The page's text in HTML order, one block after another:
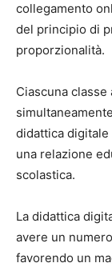
collegamento
del principio di
proporzionalità.
Ciascuna
didattica digitale
una relazione
scolastica.
La didattica
avere un
favorendo un